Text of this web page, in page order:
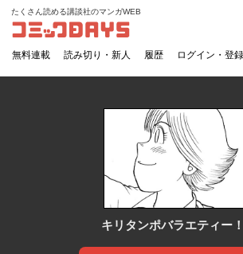
コミックDAYS
たくさん読める講談社のマンガWEB
無料連載 読み切り・新人 履歴 ログイン・登録
キリタンポバラエティー！